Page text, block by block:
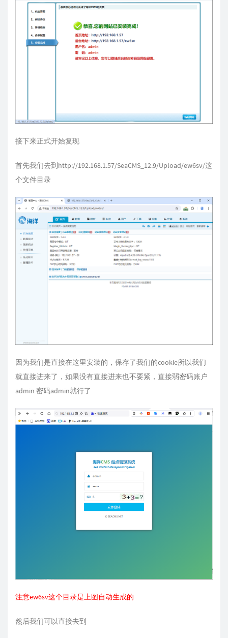
接下来正式开始复现
首先我们去到http://192.168.1.57/SeaCMS_12.9/Upload/ew6sv/这
个文件目录
因为我们是直接在这里安装的，保存了我们的cookie所以我们
就直接进来了，如果没有直接进来也不要紧，直接弱密码账户
admin 密码admin就行了
注意ew6sv这个目录是上图自动生成的
然后我们可以直接去到